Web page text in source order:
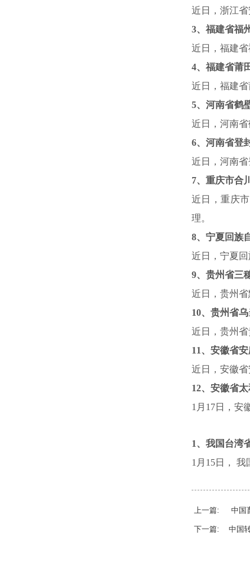
近日，浙江
3、福建省福
近日，福建
4、福建省莆
近日，福建
5、河南省鹤
近日，河南省
6、河南省登
近日，河南
7、重庆市合
近日，重庆
理。
8、宁夏回族
近日，宁夏
9、贵州省三
近日，贵州省
10、贵州省
近日，贵州省
11、安徽省
近日，安徽
12、安徽省
1 月 17日，安
1、我国台湾
1 月 15日， 我
上一篇: 中国畜
下一篇: 中国转